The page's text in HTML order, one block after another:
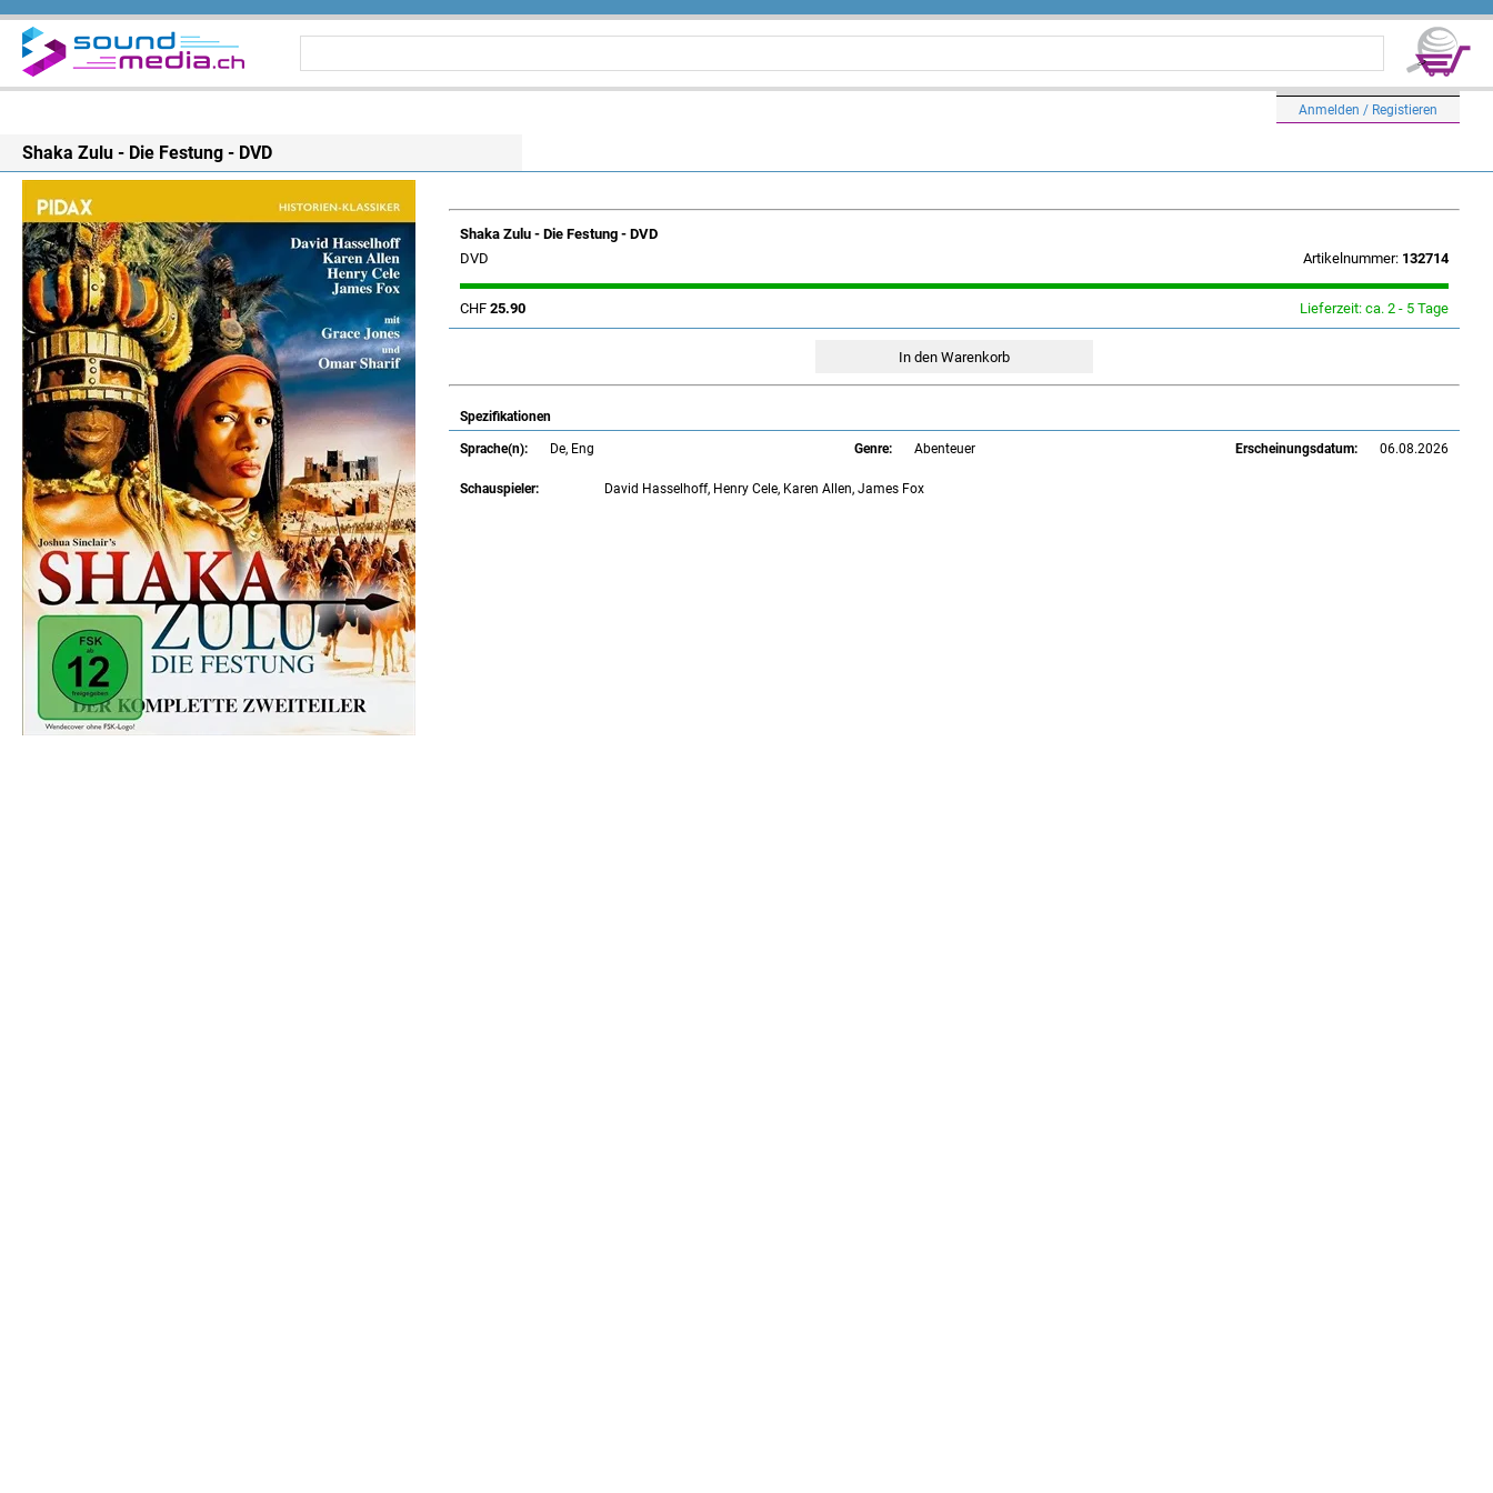
Anmelden / Registieren
Shaka Zulu - Die Festung - DVD
Shaka Zulu - Die Festung - DVD
DVD
Artikelnummer: 132714
CHF 25.90 Lieferzeit: ca. 2 - 5 Tage
Spezifikationen
Sprache(n): De, Eng Genre: Abenteuer Erscheinungsdatum: 06.08.2026
Schauspieler: David Hasselhoff, Henry Cele, Karen Allen, James Fox